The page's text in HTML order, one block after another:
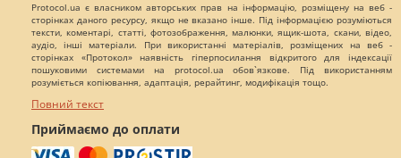
Protocol.ua є власником авторських прав на інформацію, розміщену на веб -
сторінках даного ресурсу, якщо не вказано інше. Під інформацією розуміються
тексти, коментарі, статті, фотозображення, малюнки, ящик-шота, скани, відео,
аудіо, інші матеріали. При використанні матеріалів, розміщених на веб -
сторінках «Протокол» наявність гіперпосилання відкритого для індексації
пошуковими системами на protocol.ua обов`язкове. Під використанням
розуміється копіювання, адаптація, рерайтинг, модифікація тощо.
Повний текст
Приймаємо до оплати